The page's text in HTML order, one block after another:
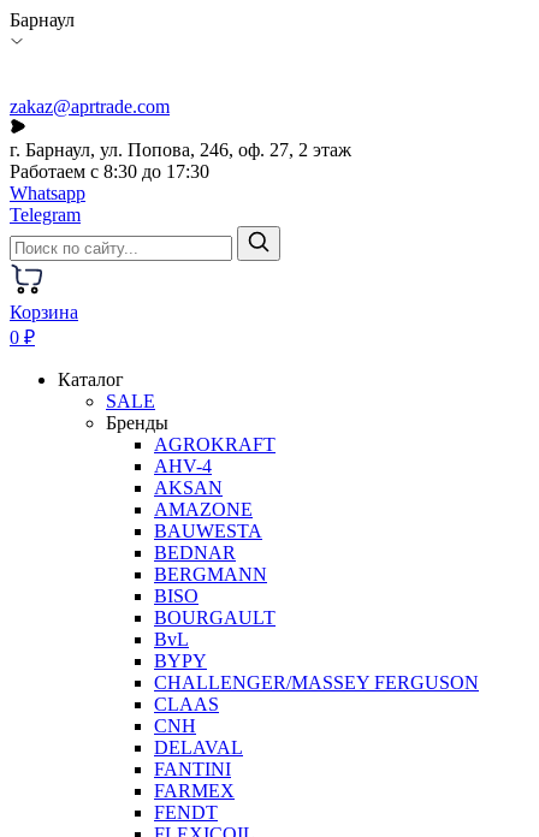
Барнаул
zakaz@aprtrade.com
г. Барнаул, ул. Попова, 246, оф. 27, 2 этаж
Работаем с 8:30 до 17:30
Whatsapp
Telegram
Корзина
0 ₽
Каталог
SALE
Бренды
AGROKRAFT
AHV-4
AKSAN
AMAZONE
BAUWESTA
BEDNAR
BERGMANN
BISO
BOURGAULT
BvL
BYPY
CHALLENGER/MASSEY FERGUSON
CLAAS
CNH
DELAVAL
FANTINI
FARMEX
FENDT